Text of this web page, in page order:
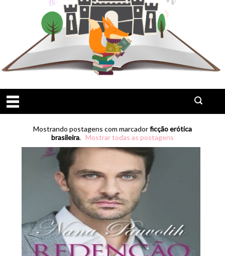
Mostrando postagens com marcadorficção erótica
brasileira. Mostrar todas as postagens